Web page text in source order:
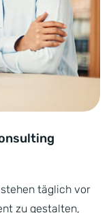
täglich vor
zu gestalten,